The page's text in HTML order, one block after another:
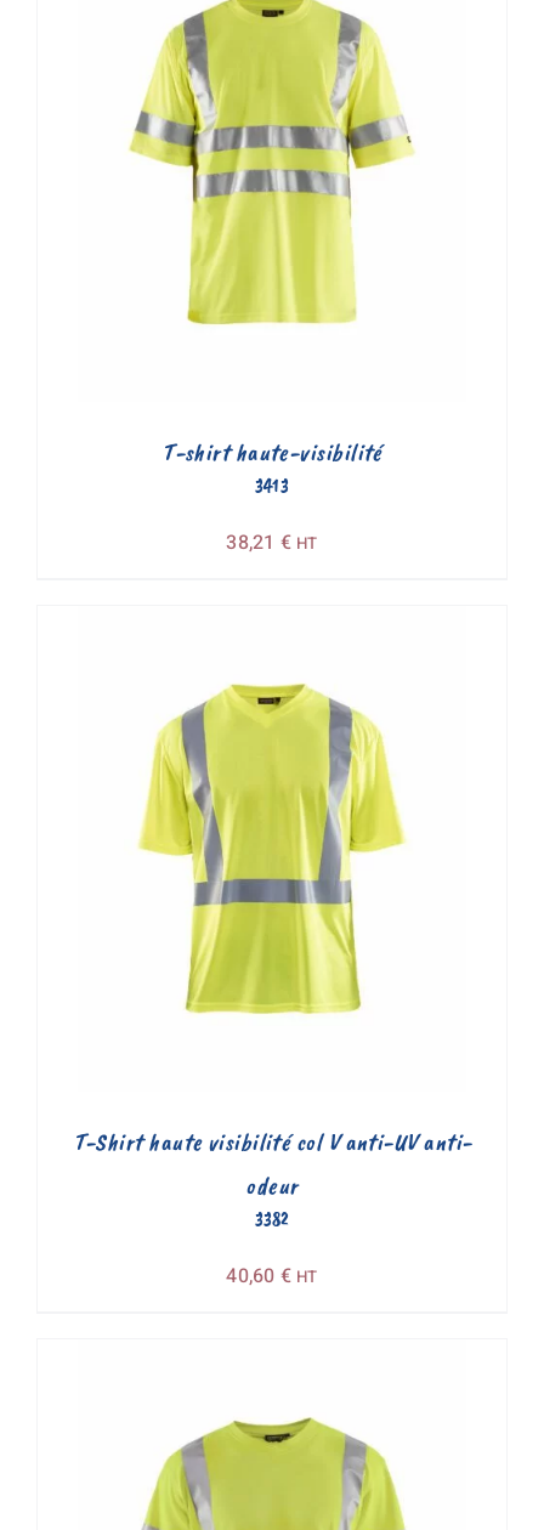
3413
T-shirt haute-visibilité
38,21 € HT
3382
T-Shirt haute visibilité col V anti-UV anti-
odeur
40,60 € HT